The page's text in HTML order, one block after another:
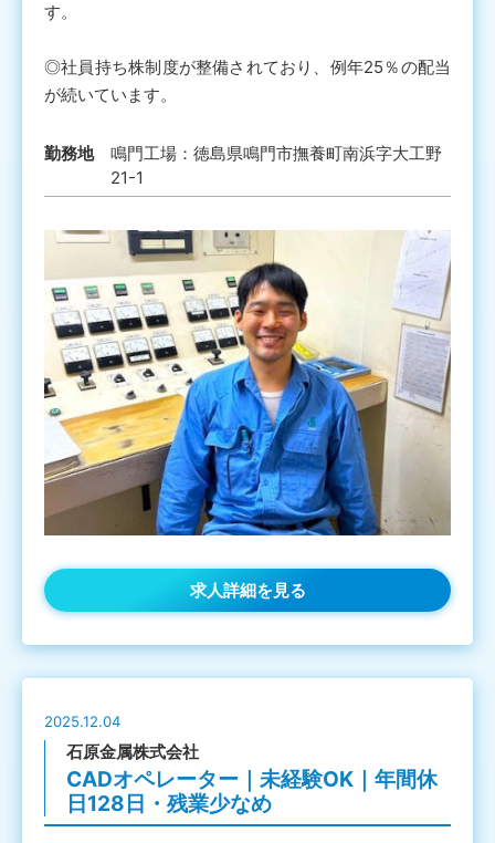
す。
◎社員持ち株制度が整備されており、例年25％の配当
が続いています。
勤務地
鳴門工場：徳島県鳴門市撫養町南浜字大工野
21-1
求人詳細を見る
2025.12.04
石原金属株式会社
CADオペレーター｜未経験OK｜年間休
日128日・残業少なめ